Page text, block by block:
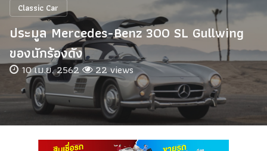
Car In The Movie
สเปคราคา รถยนต์
Classic Car
ประมูล Mercedes-Benz 300 SL Gullwing
ของนักร้องดัง
10 เม.ย. 2562 22 views